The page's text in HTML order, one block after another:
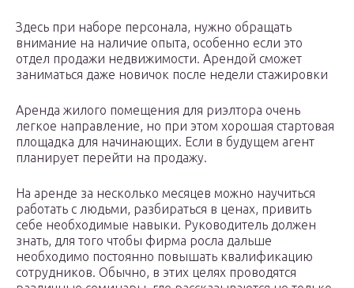
Здесь при наборе персонала, нужно обращать
внимание на наличие опыта, особенно если это
отдел продажи недвижимости. Арендой сможет
заниматься даже новичок после недели стажировки
Аренда жилого помещения для риэлтора очень
легкое направление, но при этом хорошая стартовая
площадка для начинающих. Если в будущем агент
планирует перейти на продажу.
На аренде за несколько месяцев можно научиться
работать с людьми, разбираться в ценах, привить
себе необходимые навыки. Руководитель должен
знать, для того чтобы фирма росла дальше
необходимо постоянно повышать квалификацию
сотрудников. Обычно, в этих целях проводятся